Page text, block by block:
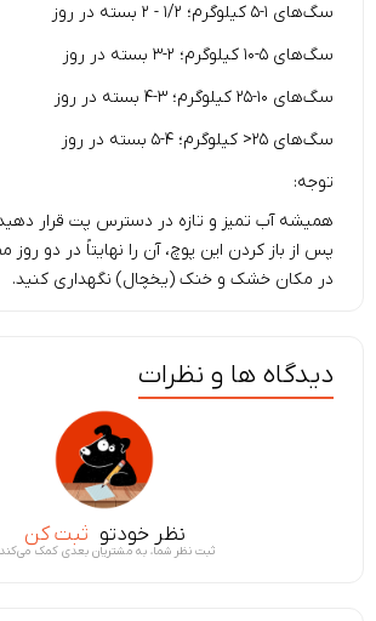
سگ‌های ۱-۵ کیلوگرم؛ ۱/۲ - ۲ بسته در روز
سگ‌های ۵-۱۰ کیلوگرم؛ ۲-۳ بسته در روز
سگ‌های ۱۰-۲۵ کیلوگرم؛ ۳-۴ بسته در روز
سگ‌های ۲۵< کیلوگرم؛ ۴-۵ بسته در روز
توجه:
همیشه آب تمیز و تازه در دسترس پت قرار
پس از باز کردن این پوچ، آن را نهایتاً در دو
در مکان خشک و خنک (یخچال) نگهداری کنید.
دیدگاه ها و نظرات
نظر خودتو ثبت کن
ثبت نظر شما، به مشتریان بعدی کمک